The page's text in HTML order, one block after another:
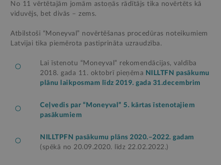
No 11 vērtētajām jomām astoņās rādītājs tika novērtēts kā
viduvējs, bet divās – zems.
Atbilstoši “Moneyval” novērtēšanas procedūras noteikumiem
Latvijai tika piemērota pastiprināta uzraudzība.
Lai īstenotu “Moneyval” rekomendācijas, valdība
2018. gada 11. oktobrī pieņēma NILLTFN pasākumu
plānu laikposmam līdz 2019. gada 31.decembrim
Ceļvedis par “Moneyval” 5. kārtas īstenotajiem
pasākumiem
NILLTPFN pasākumu plāns 2020.–2022. gadam
(spēkā no 20.09.2020. līdz 22.02.2022.)